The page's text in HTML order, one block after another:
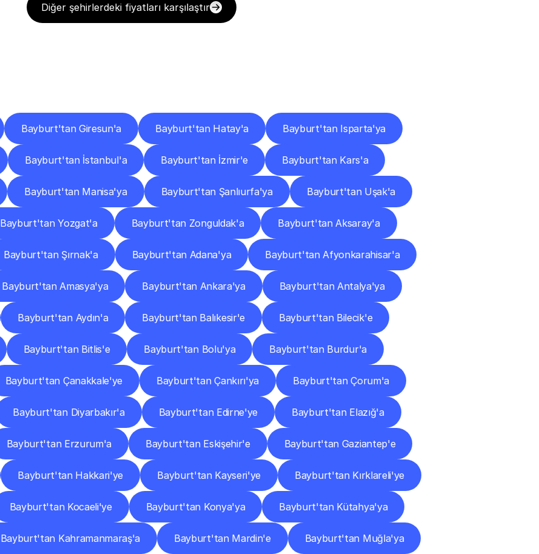
Diğer şehirlerdeki fiyatları karşılaştır
Bayburt'tan Giresun'a Bayburt'tan Hatay'a Bayburt'tan Isparta'ya
Bayburt'tan İstanbul'a Bayburt'tan İzmir'e Bayburt'tan Kars'a
Bayburt'tan Manisa'ya Bayburt'tan Şanlıurfa'ya Bayburt'tan Uşak'a
Bayburt'tan Yozgat'a Bayburt'tan Zonguldak'a Bayburt'tan Aksaray'a
Bayburt'tan Şırnak'a Bayburt'tan Adana'ya Bayburt'tan Afyonkarahisar'a
Bayburt'tan Amasya'ya Bayburt'tan Ankara'ya Bayburt'tan Antalya'ya
Bayburt'tan Aydın'a Bayburt'tan Balıkesir'e Bayburt'tan Bilecik'e
Bayburt'tan Bitlis'e Bayburt'tan Bolu'ya Bayburt'tan Burdur'a
Bayburt'tan Çanakkale'ye Bayburt'tan Çankırı'ya Bayburt'tan Çorum'a
Bayburt'tan Diyarbakır'a Bayburt'tan Edirne'ye Bayburt'tan Elazığ'a
Bayburt'tan Erzurum'a Bayburt'tan Eskişehir'e Bayburt'tan Gaziantep'e
Bayburt'tan Hakkari'ye Bayburt'tan Kayseri'ye Bayburt'tan Kırklareli'ye
Bayburt'tan Kocaeli'ye Bayburt'tan Konya'ya Bayburt'tan Kütahya'ya
Bayburt'tan Kahramanmaraş'a Bayburt'tan Mardin'e Bayburt'tan Muğla'ya